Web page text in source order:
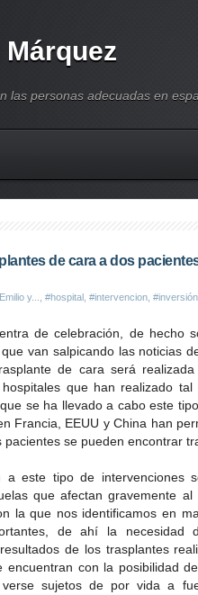
las personas adecuadas en
de cara a dos
y... #hospital #intervencion #inversión
de celebración, de hecho
van salpicando las noticias
de cara será realizada
que han realizado tal
se ha llevado a cabo este
Francia, EEUU y China han
se pueden encontrar
a este tipo de intervenciones
que afectan gravemente
la que nos identificamos en
de ahí la necesidad
de los trasplantes
encuentran con la posibilidad
sujetos de por vida a